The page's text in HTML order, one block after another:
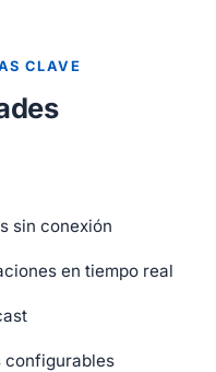
CLAVE
sin conexión
en tiempo real
configurables